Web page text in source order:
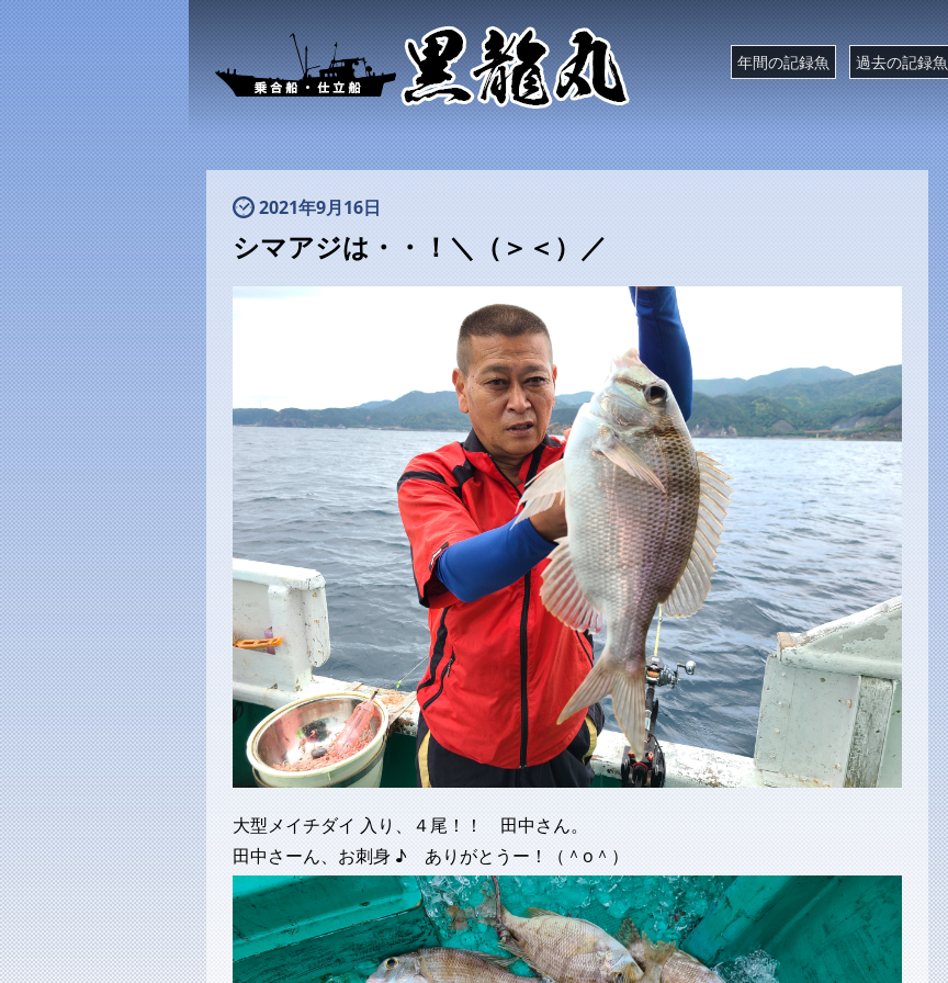
年間の記録魚 過去の記録魚
2021年9月16日
シマアジは・・！＼（＞＜）／
大型メイチダイ 入り、４尾！！ 田中さん。
田中さーん、お刺身 ♪ ありがとうー！（＾o＾）